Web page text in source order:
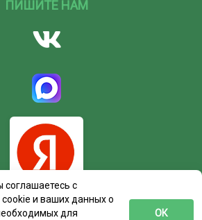
ПИШИТЕ НАМ
соглашаетесь с
cookie и ваших данных о
для
ОК